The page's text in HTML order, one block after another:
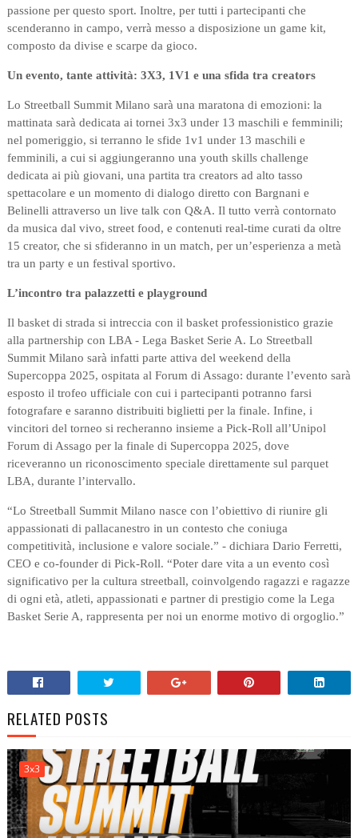
passione per questo sport. Inoltre, per tutti i partecipanti che
scenderanno in campo, verrà messo a disposizione un game kit,
composto da divise e scarpe da gioco.
Un evento, tante attività: 3X3, 1V1 e una sfida tra creators
Lo Streetball Summit Milano sarà una maratona di emozioni: la
mattinata sarà dedicata ai tornei 3x3 under 13 maschili e femminili;
nel pomeriggio, si terranno le sfide 1v1 under 13 maschili e
femminili, a cui si aggiungeranno una youth skills challenge
dedicata ai più giovani, una partita tra creators ad alto tasso
spettacolare e un momento di dialogo diretto con Bargnani e
Belinelli attraverso un live talk con Q&A. Il tutto verrà contornato
da musica dal vivo, street food, e contenuti real-time curati da oltre
15 creator, che si sfideranno in un match, per un’esperienza a metà
tra un party e un festival sportivo.
L’incontro tra palazzetti e playground
Il basket di strada si intreccia con il basket professionistico grazie
alla partnership con LBA - Lega Basket Serie A. Lo Streetball
Summit Milano sarà infatti parte attiva del weekend della
Supercoppa 2025, ospitata al Forum di Assago: durante l’evento sarà
esposto il trofeo ufficiale con cui i partecipanti potranno farsi
fotografare e saranno distribuiti biglietti per la finale. Infine, i
vincitori del torneo si recheranno insieme a Pick-Roll all’Unipol
Forum di Assago per la finale di Supercoppa 2025, dove
riceveranno un riconoscimento speciale direttamente sul parquet
LBA, durante l’intervallo.
“Lo Streetball Summit Milano nasce con l’obiettivo di riunire gli
appassionati di pallacanestro in un contesto che coniuga
competitività, inclusione e valore sociale.” - dichiara Dario Ferretti,
CEO e co-founder di Pick-Roll. “Poter dare vita a un evento così
significativo per la cultura streetball, coinvolgendo ragazzi e ragazze
di ogni età, atleti, appassionati e partner di prestigio come la Lega
Basket Serie A, rappresenta per noi un enorme motivo di orgoglio.”
RELATED POSTS
3x3